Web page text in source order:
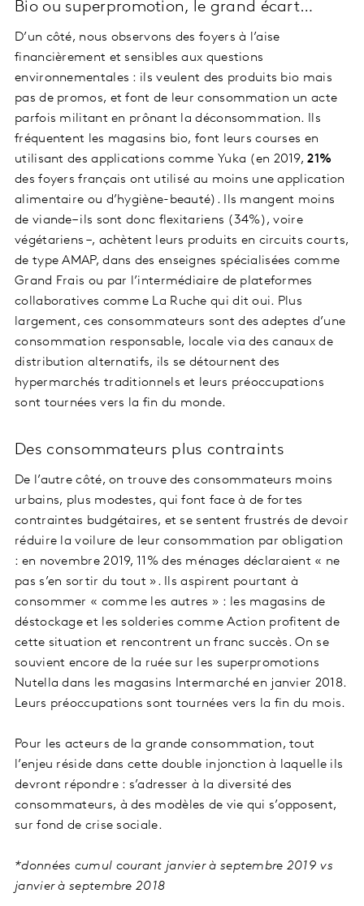
Bio ou superpromotion, le grand écart…
D’un côté, nous observons des foyers à l’aise
financièrement et sensibles aux questions
environnementales : ils veulent des produits bio mais
pas de promos, et font de leur consommation un acte
parfois militant en prônant la déconsommation. Ils
fréquentent les magasins bio, font leurs courses en
utilisant des applications comme Yuka (en 2019,21%
des foyers français ont utilisé au moins une application
alimentaire ou d’hygiène-beauté). Ils mangent moins
de viande– ils sont donc flexitariens (34%), voire
végétariens –, achètent leurs produits en circuits courts,
de type AMAP, dans des enseignes spécialisées comme
Grand Frais ou par l’intermédiaire de plateformes
collaboratives comme La Ruche qui dit oui. Plus
largement, ces consommateurs sont des adeptes d’une
consommation responsable, locale via des canaux de
distribution alternatifs, ils se détournent des
hypermarchés traditionnels et leurs préoccupations
sont tournées vers la fin du monde.
Des consommateurs plus contraints
De l’autre côté, on trouve des consommateurs moins
urbains, plus modestes, qui font face à de fortes
contraintes budgétaires, et se sentent frustrés de devoir
réduire la voilure de leur consommation par obligation
: en novembre 2019, 11% des ménages déclaraient « ne
pas s’en sortir du tout ». Ils aspirent pourtant à
consommer « comme les autres » : les magasins de
déstockage et les solderies comme Action profitent de
cette situation et rencontrent un franc succès. On se
souvient encore de la ruée sur les superpromotions
Nutella dans les magasins Intermarché en janvier 2018.
Leurs préoccupations sont tournées vers la fin du mois.
Pour les acteurs de la grande consommation, tout
l’enjeu réside dans cette double injonction à laquelle ils
devront répondre : s’adresser à la diversité des
consommateurs, à des modèles de vie qui s’opposent,
sur fond de crise sociale.
*données cumul courant janvier à septembre 2019 vs
janvier à septembre 2018